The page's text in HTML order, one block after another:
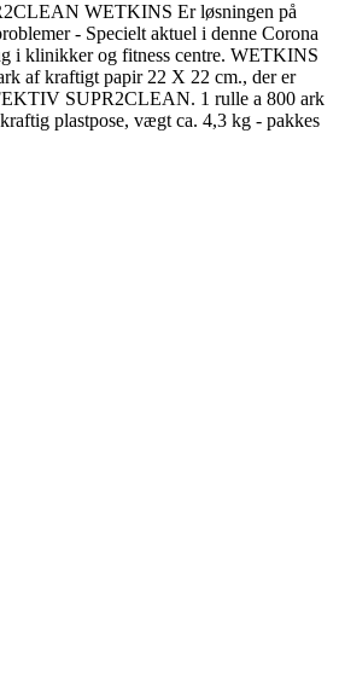
WETKINS Er løsningen på
- Specielt aktuel i denne Corona
i klinikker og fitness centre. WETKINS
af kraftigt papir 22 X 22 cm., der er
SUPR2CLEAN. 1 rulle a 800 ark
plastpose, vægt ca. 4,3 kg - pakkes